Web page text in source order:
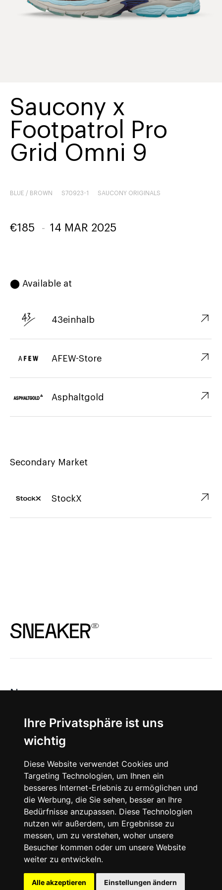
Ihre Privatsphäre ist uns
wichtig
Diese Website verwendet Cookies und
Targeting Technologien, um Ihnen ein
besseres Internet-Erlebnis zu ermöglichen und
die Werbung, die Sie sehen, besser an Ihre
Bedürfnisse anzupassen. Diese Technologien
nutzen wir außerdem, um Ergebnisse zu
messen, um zu verstehen, woher unsere
Besucher kommen oder um unsere Website
weiter zu entwickeln.
Alle akzeptieren Einstellungen ändern
Saucony x
Footpatrol Pro
Grid Omni 9
BLUE / BROWN S70923-1 SAUCONY ORIGINALS
€185 - 14 MAR 2025
⬤ Available at
43einhalb ↗︎
AFEW-Store ↗︎
Asphaltgold ↗︎
Secondary Market
StockX ↗︎
News
About
Instagram
Facebook
© 2024 SNEAKERᴰᴱ, All rights reserved.
Impressum Datenschutz
Cookie-Einstellungen